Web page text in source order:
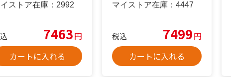
ストア在庫： 2992
7463円
カートに入れる
マイストア在庫： 4447
税込 7499円
カートに入れる